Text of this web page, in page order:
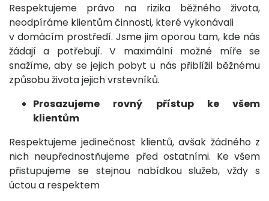
Respektujeme právo na rizika běžného života,
neodpíráme klientům činnosti, které vykonávali
v domácím prostředí. Jsme jim oporou tam, kde nás
žádají a potřebují. V maximální možné míře se
snažíme, aby se jejich pobyt u nás přiblížil běžnému
způsobu života jejich vrstevníků.
Prosazujeme rovný přístup ke všem
klientům
Respektujeme jedinečnost klientů, avšak žádného z
nich neupřednostňujeme před ostatními. Ke všem
přistupujeme se stejnou nabídkou služeb, vždy s
úctou a respektem